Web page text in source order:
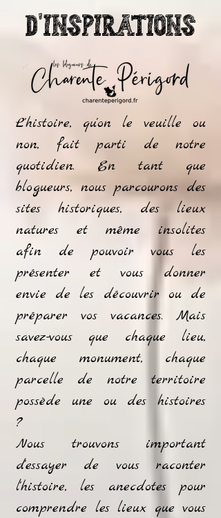
d'inspirations
L'histoire, qu'on le veuille ou
non, fait parti de notre
quotidien. En tant que
blogueurs, nous parcourons des
sites historiques, des lieux
natures et même insolites
afin de pouvoir vous les
présenter et vous donner
envie de les découvrir ou de
préparer vos vacances. Mais
savez-vous que chaque lieu,
chaque monument, chaque
parcelle de notre territoire
possède une ou des histoires
?
Nous trouvons important
d'essayer de vous raconter
l'histoire, les anecdotes pour
comprendre les lieux que vous